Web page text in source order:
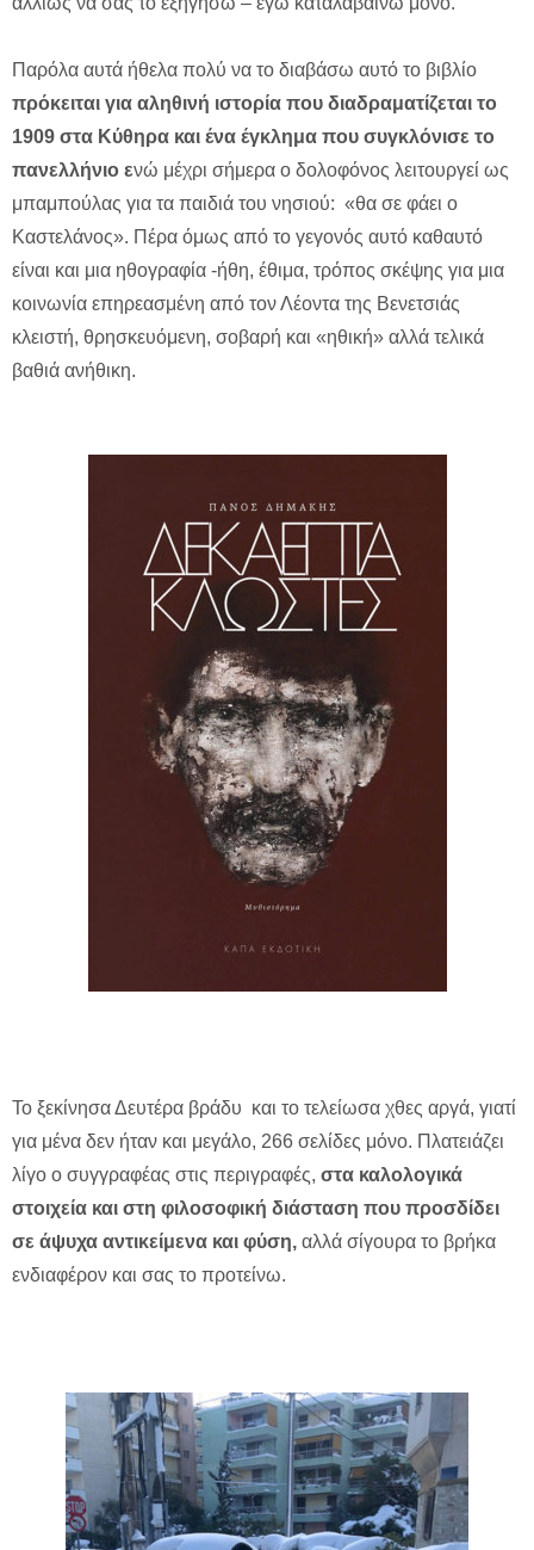
Παρόλα αυτά ήθελα πολύ να το διαβάσω αυτό το βιβλίο
πρόκειται για αληθινή ιστορία που διαδραματίζεται το
1909 στα Κύθηρα και ένα έγκλημα που συγκλόνισε το
πανελλήνιο ενώ μέχρι σήμερα ο δολοφόνος λειτουργεί ως
μπαμπούλας για τα παιδιά του νησιού: «θα σε φάει ο
Καστελάνος». Πέρα όμως από το γεγονός αυτό καθαυτό
είναι και μια ηθογραφία -ήθη, έθιμα, τρόπος σκέψης για μια
κοινωνία επηρεασμένη από τον Λέοντα της Βενετσιάς
κλειστή, θρησκευόμενη, σοβαρή και «ηθική» αλλά τελικά
βαθιά ανήθικη.
Το ξεκίνησα Δευτέρα βράδυ και το τελείωσα χθες αργά, γιατί
για μένα δεν ήταν και μεγάλο, 266 σελίδες μόνο. Πλατειάζει
λίγο ο συγγραφέας στις περιγραφές, στα καλολογικά
στοιχεία και στη φιλοσοφική διάσταση που προσδίδει
σε άψυχα αντικείμενα και φύση, αλλά σίγουρα το βρήκα
ενδιαφέρον και σας το προτείνω.